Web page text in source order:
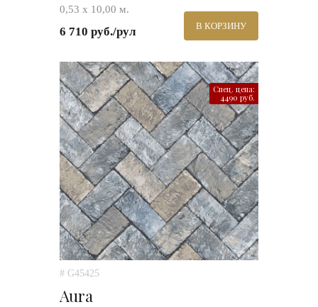
0,53 х 10,00 м.
6 710 руб./рул В КОРЗИНУ
Спец. цена:
4490 руб.
# G45425
Aura